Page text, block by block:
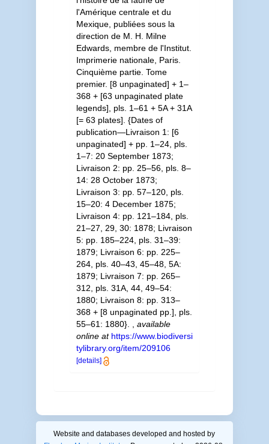
l'Amérique centrale et du
Mexique, publiées sous la
direction de M. H. Milne
Edwards, membre de l'Institut.
Imprimerie nationale, Paris.
Cinquième partie. Tome
premier. [8 unpaginated] + 1–
368 + [63 unpaginated plate
legends], pls. 1–61 + 5A + 31A
[= 63 plates]. {Dates of
publication—Livraison 1: [6
unpaginated] + pp. 1–24, pls.
1–7: 20 September 1873;
Livraison 2: pp. 25–56, pls. 8–
14: 28 October 1873;
Livraison 3: pp. 57–120, pls.
15–20: 4 December 1875;
Livraison 4: pp. 121–184, pls.
21–27, 29, 30: 1878; Livraison
5: pp. 185–224, pls. 31–39:
1879; Livraison 6: pp. 225–
264, pls. 40–43, 45–48, 5A:
1879; Livraison 7: pp. 265–
312, pls. 31A, 44, 49–54:
1880; Livraison 8: pp. 313–
368 + [8 unpaginated pp.], pls.
55–61: 1880}.
available
online at https://www.biodiversi
tylibrary.org/item/209106
[details]
Website and databases developed and hosted by